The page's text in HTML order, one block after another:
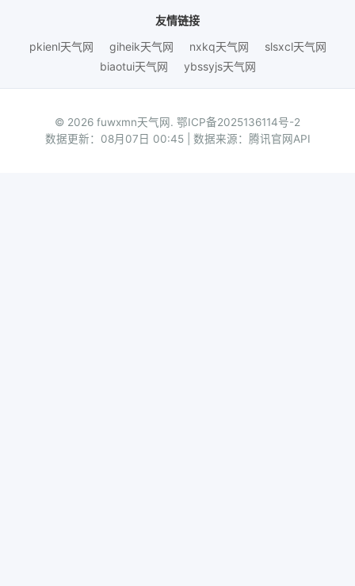
友情链接
pkienl天气网
giheik天气网 nxkq天气网
slsxcl天气网
biaotui天气网
ybssyjs天气网
© 2026 fuwxmn天气网. 鄂ICP备2025136114号-2
数据更新：08月07日 00:45 | 数据来源：腾讯官网API